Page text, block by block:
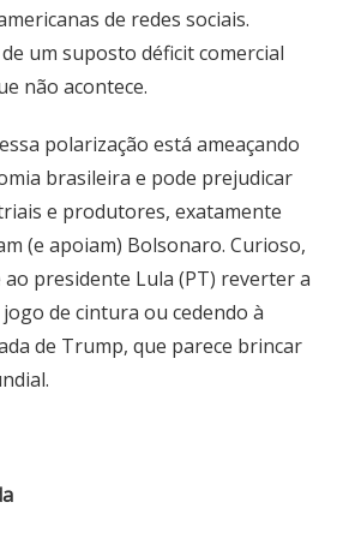
de redes sociais.
um suposto déficit comercial
não acontece.
polarização está ameaçando
brasileira e pode prejudicar
e produtores, exatamente
(e apoiam) Bolsonaro. Curioso,
ao presidente Lula (PT) reverter a
de cintura ou cedendo à
de Trump, que parece brincar